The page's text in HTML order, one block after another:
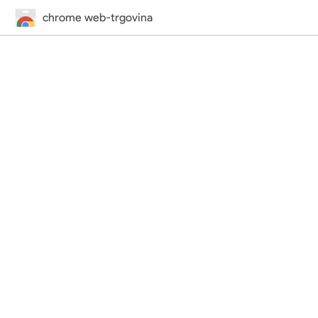
chrome web-trgovina